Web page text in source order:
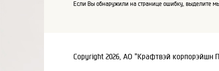
Если Вы обнаружили на странице ошибку, выделите
Copyright 2026, АО "Крафтвэй корпорэйшн